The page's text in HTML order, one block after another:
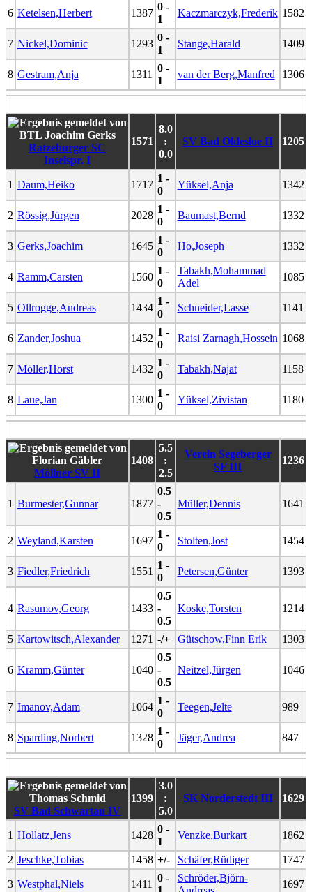
6 Ketelsen,Herbert 1387
0 -
1
Kaczmarczyk,Frederik 1582
7 Nickel,Dominic 1293
0 -
1
Stange,Harald 1409
8 Gestram,Anja 1311
0 -
1
van der Berg,Manfred 1306
Ratzeburger SC
Inselspr. I
1571
8.0
:
0.0
SV Bad Oldesloe II 1205
1 Daum,Heiko 1717
1 -
0
Yüksel,Anja 1342
2 Rössig,Jürgen 2028
1 -
0
Baumast,Bernd 1332
3 Gerks,Joachim 1645
1 -
0
Ho,Joseph 1332
4 Ramm,Carsten 1560
1 -
0
Tabakh,Mohammad
Adel
1085
5 Ollrogge,Andreas 1434
1 -
0
Schneider,Lasse 1141
6 Zander,Joshua 1452
1 -
0
Raisi Zarnagh,Hossein 1068
7 Möller,Horst 1432
1 -
0
Tabakh,Najat 1158
8 Laue,Jan 1300
1 -
0
Yüksel,Zivistan 1180
Möllner SV II
1408
5.5
:
2.5
Verein Segeberger
SF III
1236
1 Burmester,Gunnar 1877
0.5
-
0.5
Müller,Dennis 1641
2 Weyland,Karsten 1697
1 -
0
Stolten,Jost 1454
3 Fiedler,Friedrich 1551
1 -
0
Petersen,Günter 1393
4 Rasumov,Georg 1433
0.5
-
0.5
Koske,Torsten 1214
5 Kartowitsch,Alexander 1271 -/+ Gütschow,Finn Erik 1303
6 Kramm,Günter 1040
0.5
-
0.5
Neitzel,Jürgen 1046
7 Imanov,Adam 1064
1 -
0
Teegen,Jelte 989
8 Sparding,Norbert 1328
1 -
0
Jäger,Andrea 847
SV Bad Schwartau IV
1399
3.0
:
5.0
SK Norderstedt III 1629
1 Hollatz,Jens 1428
0 -
1
Venzke,Burkart 1862
2 Jeschke,Tobias 1458 +/- Schäfer,Rüdiger 1747
3 Westphal,Niels 1411
0 -
Schröder,Björn-
1697